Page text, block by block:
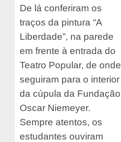
De lá conferiram os
traços da pintura “A
Liberdade”, na parede
em frente à entrada do
Teatro Popular, de onde
seguiram para o interior
da cúpula da Fundação
Oscar Niemeyer.
Sempre atentos, os
estudantes ouviram